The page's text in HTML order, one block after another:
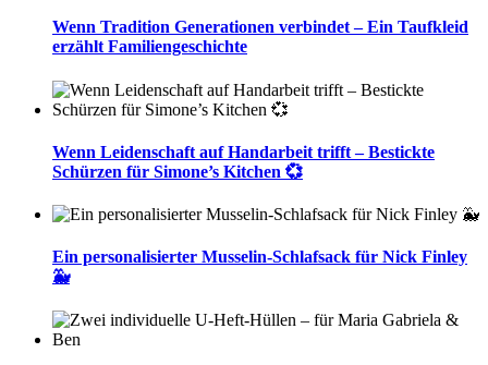
Wenn Tradition Generationen verbindet – Ein Taufkleid
erzählt Familiengeschichte
Wenn Leidenschaft auf Handarbeit trifft – Bestickte
Schürzen für Simone’s Kitchen 💞
Ein personalisierter Musselin-Schlafsack für Nick Finley
🐳